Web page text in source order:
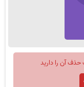
آن را دارید